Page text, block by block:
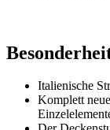
Italienische
Komplett